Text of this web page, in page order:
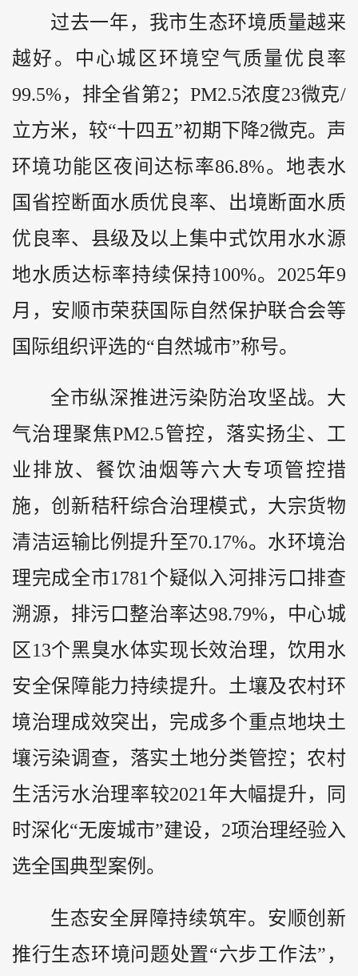
过去一年，我市生态环境质量越来
越好。中心城区环境空气质量优良率
99.5%，排全省第2；PM2.5浓度23微克/
立方米，较“十四五”初期下降2微克。声
环境功能区夜间达标率86.8%。地表水
国省控断面水质优良率、出境断面水质
优良率、县级及以上集中式饮用水水源
地水质达标率持续保持100%。2025年9
月，安顺市荣获国际自然保护联合会等
国际组织评选的“自然城市”称号。
全市纵深推进污染防治攻坚战。大
气治理聚焦PM2.5管控，落实扬尘、工
业排放、餐饮油烟等六大专项管控措
施，创新秸秆综合治理模式，大宗货物
清洁运输比例提升至70.17%。水环境治
理完成全市1781个疑似入河排污口排查
溯源，排污口整治率达98.79%，中心城
区13个黑臭水体实现长效治理，饮用水
安全保障能力持续提升。土壤及农村环
境治理成效突出，完成多个重点地块土
壤污染调查，落实土地分类管控；农村
生活污水治理率较2021年大幅提升，同
时深化“无废城市”建设，2项治理经验入
选全国典型案例。
生态安全屏障持续筑牢。安顺创新
推行生态环境问题处置“六步工作法”，